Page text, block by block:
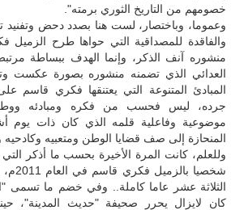
خصومهم من التاريخ الثوري برمته".
وعموما، وباختصار، لست هنا بصدد دحض وتفنيد
والفاقدة للمصداقية التي حواها طرح
منشوره آنف الذكر، وإنما الهدف ببساطة
العدائي الذي تضمنه منشوره بصورة عكست
المبادئ المتنوعة التي يعتنقها فكري قاسم
جرده، ليس فحسب من فكره ومبادئه
موضوعية وفاعلية قلمه الذي كان ذات يوم
المنحازة إلى صف قضايا الوطن ومتعبيه وكادحيه
وللعلم، كانت المرة الأخيرة بحسب ما أذكر
شخصيا
الثلاثة عشر عاما كاملة.. وفي خضم ما تسمى
كان لايزال يحرر صحيفة "حديث المدينة"،